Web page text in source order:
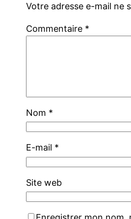
Votre adresse e-mail ne
Commentaire *
Nom *
E-mail *
Site web